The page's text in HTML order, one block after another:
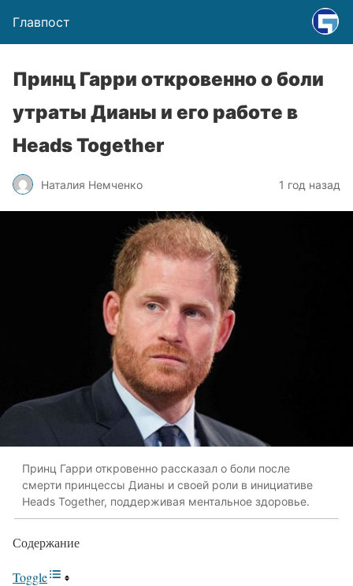
Главпост
Принц Гарри откровенно о боли
утраты Дианы и его работе в
Heads Together
Наталия Немченко 1 год назад
Принц Гарри откровенно рассказал о боли после
смерти принцессы Дианы и своей роли в инициативе
Heads Together, поддерживая ментальное здоровье.
Содержание
Toggle